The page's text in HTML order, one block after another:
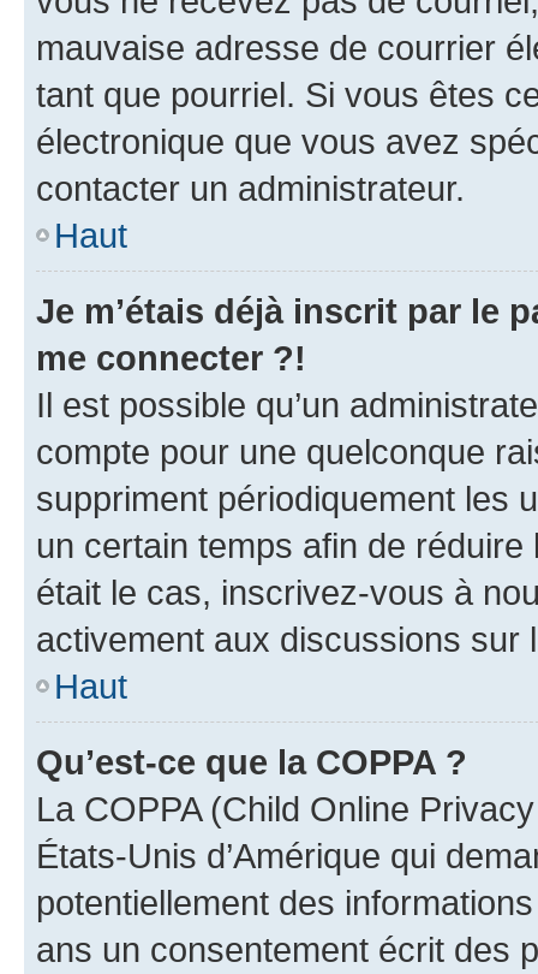
mauvaise adresse de courrier
tant que pourriel. Si vous êtes
électronique que vous avez
contacter un administrateur.
Haut
Je m’étais déjà inscrit par le
me connecter ?!
Il est possible qu’un
compte pour une quelconque
suppriment périodiquement les
un certain temps afin de
était le cas, inscrivez-vous à
activement aux discussions sur
Haut
Qu’est-ce que la COPPA ?
La COPPA (Child Online
États-Unis d’Amérique qui
potentiellement des
ans un consentement écrit des